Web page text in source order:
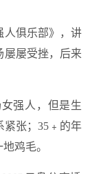
人俱乐部》，讲
屡屡受挫，后来
强人，但是生
紧张；35﹢的年
鸡毛。